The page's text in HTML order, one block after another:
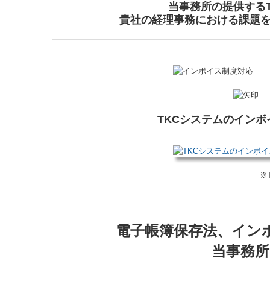
当事務所の提供す
貴社の経理事務における課題
TKCシステムのイン
電子帳簿保存法、イ
当事務